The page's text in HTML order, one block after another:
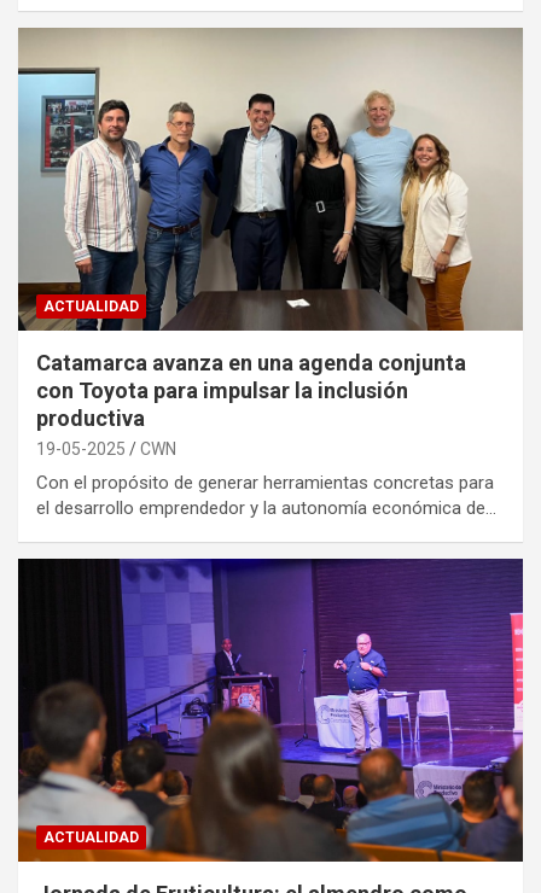
ACTUALIDAD
Catamarca avanza en una agenda conjunta
con Toyota para impulsar la inclusión
productiva
19-05-2025 CWN
Con el propósito de generar herramientas concretas para
el desarrollo emprendedor y la autonomía económica de…
ACTUALIDAD